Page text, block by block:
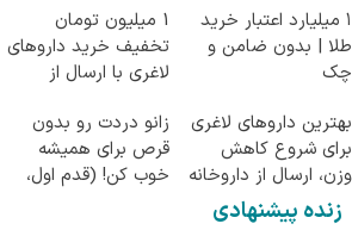
۱ میلیارد اعتبار خرید
طلا | بدون ضامن و
چک
1 میلیون تومان
تخفیف خرید داروهای
لاغری با ارسال از
بهترین داروهای لاغری
برای شروع کاهش
وزن، ارسال از داروخانه
های نزدیکت!
زانو دردت رو بدون
قرص برای همیشه
خوب کن! (قدم اول،
زنده پیشنهادی